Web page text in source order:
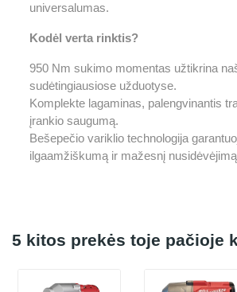
universalumas.
Kodėl verta rinktis?
950 Nm sukimo momentas užtikrina
sudėtingiausiose užduotyse.
Komplekte lagaminas, palengvinantis
įrankio saugumą.
Bešepečio variklio technologija
ilgaamžiškumą ir mažesnį
5 kitos prekės toje pačioje